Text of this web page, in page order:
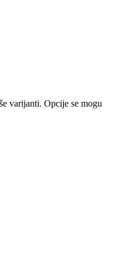
varijanti. Opcije se mogu